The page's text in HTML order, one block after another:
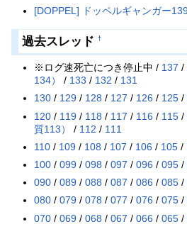
[DOPPEL] ドッペルギャンガー
過去スレッド †
※ログ速死亡につき停止中 / 137 /
134）
/ 133 / 132 / 131
130 / 129 / 128 / 127 / 126 / 125 /
120 / 119 / 118 / 117 / 116 / 115 /
質113）
/ 112 / 111
110 / 109 / 108 / 107 / 106 / 105 /
100 /099 /098 /097 /096 /095 /
090 /089 /088 /087 /086 /085 /
080 /079 /078 /077 /076 /075 /
070 /069 /068 /067 /066 /065 /